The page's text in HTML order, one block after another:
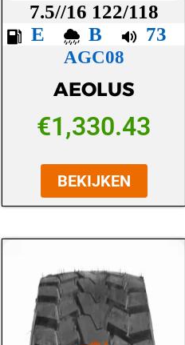
7.5//16 122/118
E
B 73
AGC08
AEOLUS
€1,330.43
BEKIJKEN